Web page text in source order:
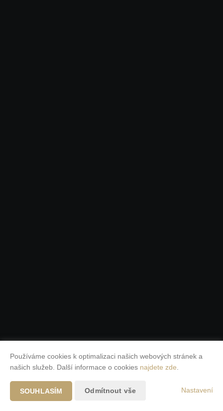
Používáme cookies k optimalizaci našich webových stránek a
našich služeb. Další informace o cookies najdete zde
SOUHLASÍM Odmítnout vše Nastavení